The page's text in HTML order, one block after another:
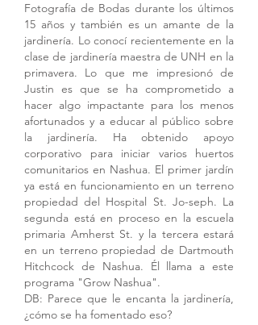
Fotografía de Bodas durante los últimos
15 años y también es un amante de la
jardinería. Lo conocí recientemente en la
clase de jardinería maestra de UNH en la
primavera. Lo que me impresionó de
Justin es que se ha comprometido a
hacer algo impactante para los menos
afortunados y a educar al público sobre
la jardinería. Ha obtenido apoyo
corporativo para iniciar varios huertos
comunitarios en Nashua. El primer jardín
ya está en funcionamiento en un terreno
propiedad del Hospital St. Jo-seph. La
segunda está en proceso en la escuela
primaria Amherst St. y la tercera estará
en un terreno propiedad de Dartmouth
Hitchcock de Nashua. Él llama a este
programa "Grow Nashua".
DB: Parece que le encanta la jardinería,
¿cómo se ha fomentado eso?